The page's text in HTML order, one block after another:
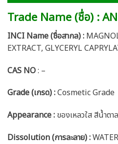
Trade Name (ชื่อ) :
INCI Name (ชื่อสากล) :
EXTRACT, GLYCERYL
CAS NO: –
Grade (เกรด) :Cosmetic Grade
Appearance : ของเหลวใส สีน้ำตาล
Dissolution (การละลาย) :